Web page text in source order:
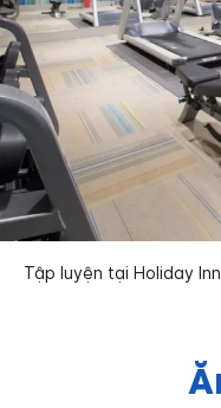
Tập luyện tại Holiday